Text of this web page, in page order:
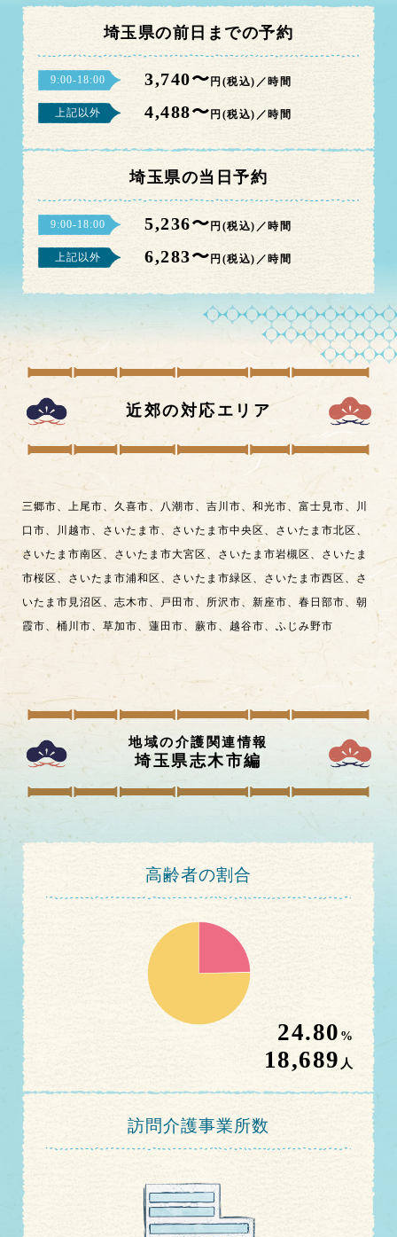
埼玉県の前日までの予約
9:00-18:00 3,740〜 円(税込)／時間
上記以外 4,488〜 円(税込)／時間
埼玉県の当日予約
9:00-18:00 5,236〜 円(税込)／時間
上記以外 6,283〜 円(税込)／時間
近郊の対応エリア
三郷市、 上尾市、 久喜市、 八潮市、 吉川市、 和光市、 富士見市、
川
口市、 川越市、 さいたま市、 さいたま市中央区 、 さいたま市北区 、
さいたま市南区 、 さいたま市大宮区 、 さいたま市岩槻区 、 さいたま
市桜区 、 さいたま市浦和区 、 さいたま市緑区 、 さいたま市西区 、さ
いたま市見沼区 、 志木市、 戸田市、 所沢市、 新座市、 春日部市、朝
霞市、 桶川市、 草加市、 蓮田市、 蕨市、 越谷市、 ふじみ野市
地域の介護関連情報
埼玉県志木市編
高齢者の割合
24.80 %
18,689 人
訪問介護事業所数